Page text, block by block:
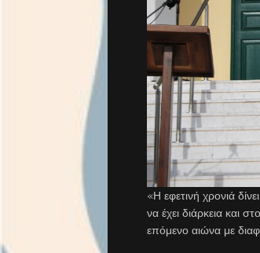
«Η εφετινή χρονιά
να έχει διάρκεια και
επόμενο αιώνα με